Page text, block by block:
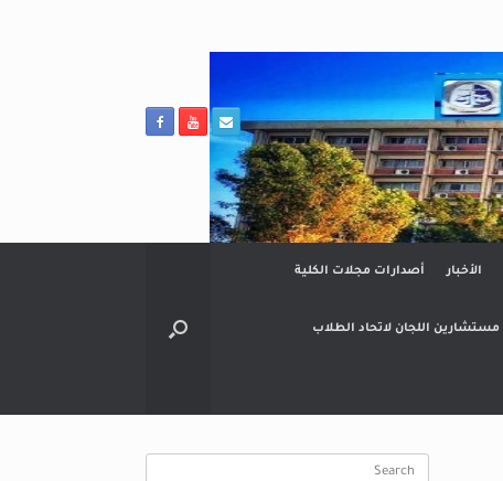
الأخبار أصدارات مجلات الكلية
مستشارين اللجان لاتحاد الطلاب
Search